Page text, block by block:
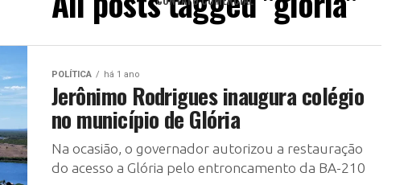
POLÍTICA há 1 ano
Jerônimo Rodrigues inaugura colégio
no município de Glória
Na ocasião, o governador autorizou a restauração
do acesso a Glória pelo entroncamento da BA-210